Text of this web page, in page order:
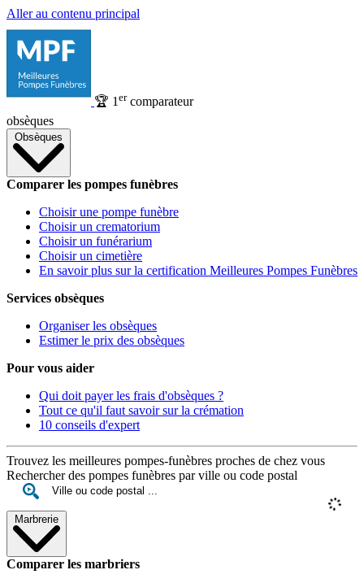
Aller au contenu principal
🏆 1 ercomparateur
obsèques
Obsèques
Comparer les pompes funèbres
Choisir une pompe funèbre
Choisir un crematorium
Choisir un funérarium
Choisir un cimetière
En savoir plus sur la certification Meilleures Pompes Funèbres
Services obsèques
Organiser les obsèques
Estimer le prix des obsèques
Pour vous aider
Qui doit payer les frais d'obsèques ?
Tout ce qu'il faut savoir sur la crémation
10 conseils d'expert
Trouvez les meilleures pompes-funèbres proches de chez vous
Rechercher des pompes funèbres par ville ou code postal
Marbrerie
Comparer les marbriers